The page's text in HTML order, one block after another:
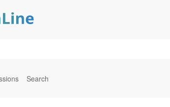
Search